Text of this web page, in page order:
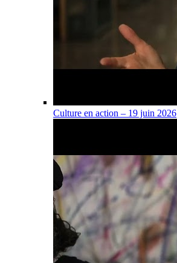
Culture en action – 19 juin 2026